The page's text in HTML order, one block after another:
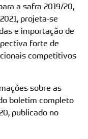
a safra 2019/20,
projeta-se
e importação de
forte de
competitivos
sobre as
boletim completo
publicado no